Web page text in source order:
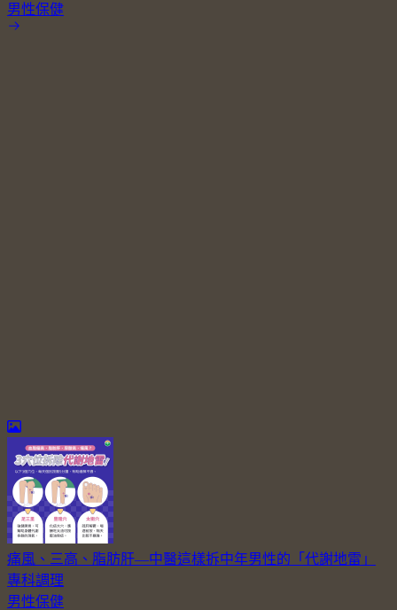
男性保健
痛風、三高、脂肪肝—中醫這樣拆中年男性的「代謝地雷」
專科調理
男性保健